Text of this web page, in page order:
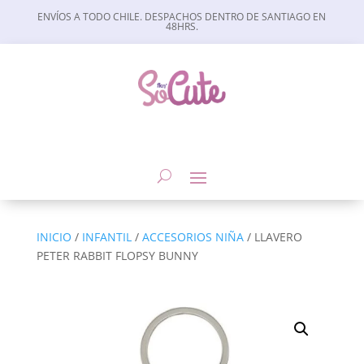
ENVÍOS A TODO CHILE. DESPACHOS DENTRO DE SANTIAGO EN
48HRS.
INICIO / INFANTIL / ACCESORIOS NIÑA/ LLAVERO
PETER RABBIT FLOPSY BUNNY